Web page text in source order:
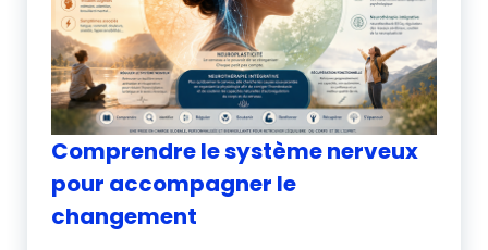
Comprendre le système nerveux
pour accompagner le
changement